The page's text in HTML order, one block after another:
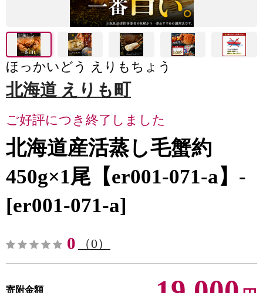
ほっかいどう えりもちょう
北海道 えりも町
ご好評につき終了しました
北海道産活蒸し毛蟹約
450g×1尾【er001-071-a】-
[er001-071-a]
0 （0）
寄附金額